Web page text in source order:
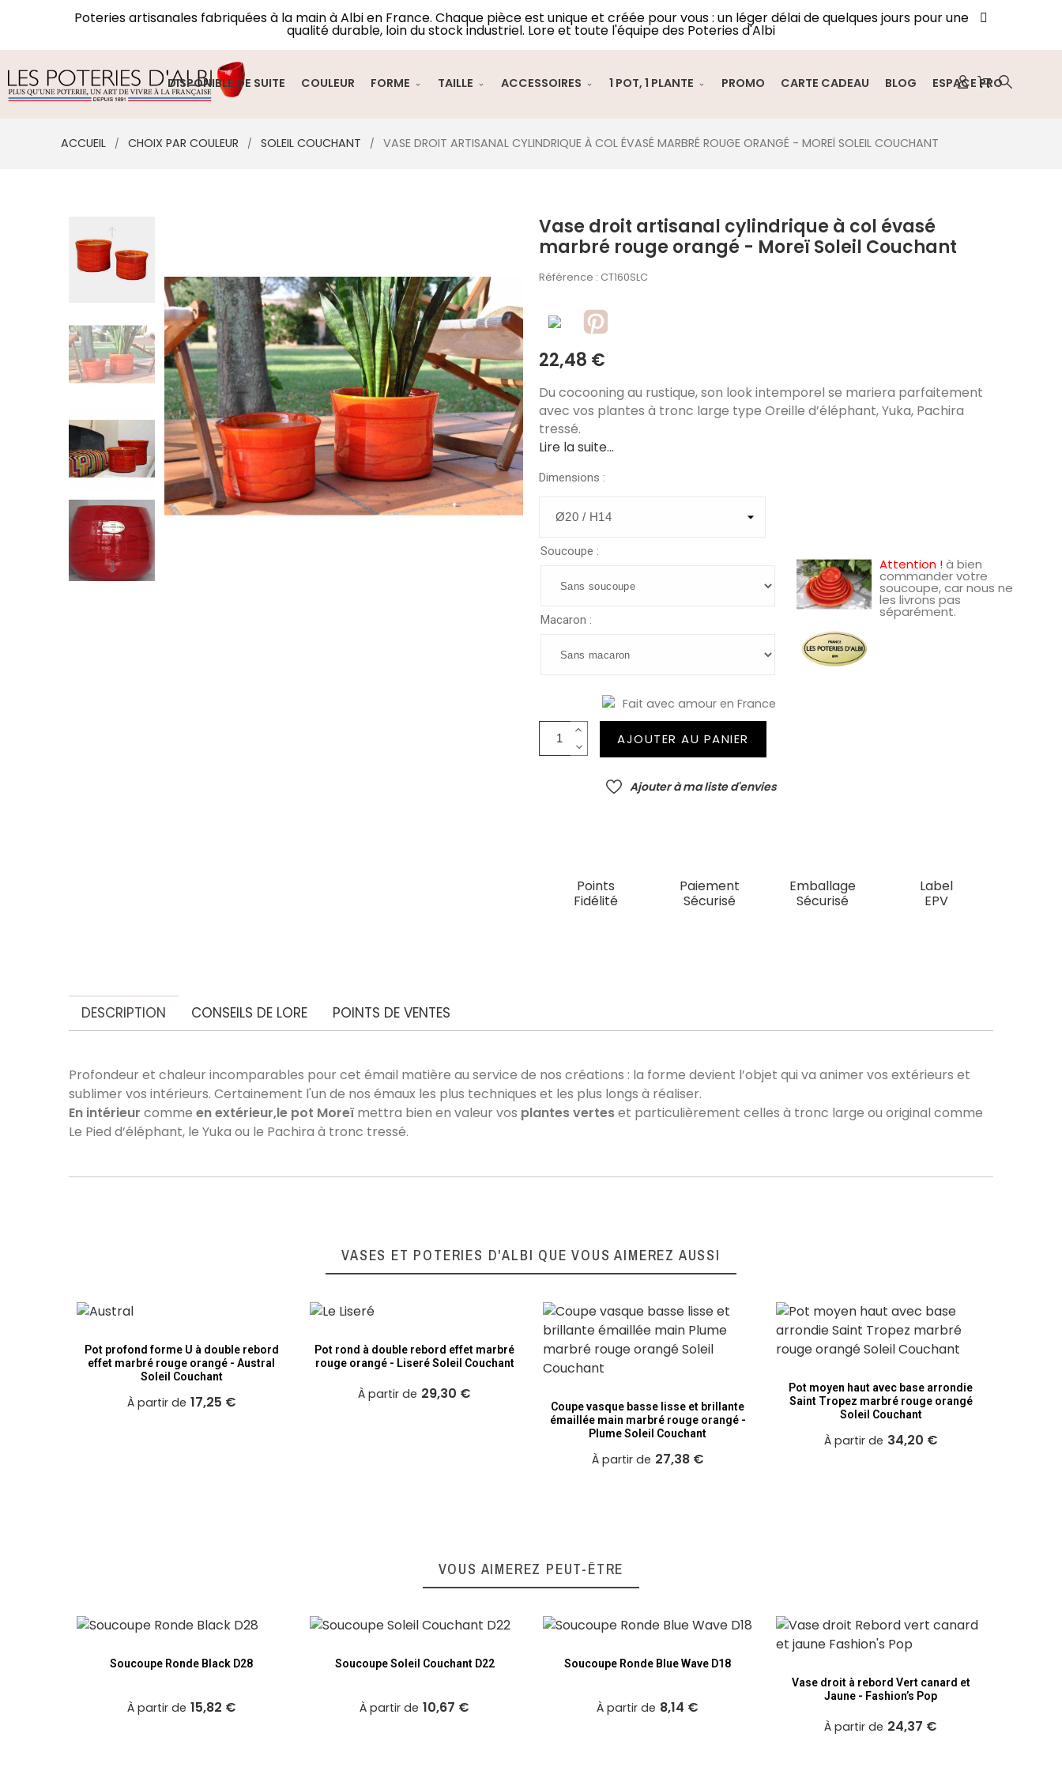
Poteries artisanales fabriquées à la main à Albi en France. Chaque pièce est unique et créée pour vous : un léger délai de quelques jours pour une
qualité durable, loin du stock industriel. Lore et toute l'équipe des Poteries d'Albi
DISPONIBLE DE SUITE COULEUR FORME TAILLE ACCESSOIRES 1 POT, 1 PLANTE PROMO CARTE CADEAU BLOG ESPACE PRO
ACCUEIL CHOIX PAR COULEUR SOLEIL COUCHANT VASE DROIT ARTISANAL CYLINDRIQUE À COL ÉVASÉ MARBRÉ ROUGE ORANGÉ - MOREÏ SOLEIL COUCHANT
Vase droit artisanal cylindrique à col évasé
marbré rouge orangé - Moreï Soleil Couchant
Référence : CT160SLC
22,48 €
Du cocooning au rustique, son look intemporel se mariera parfaitement
avec vos plantes à tronc large type Oreille d’éléphant, Yuka, Pachira
tressé.
Lire la suite...
Dimensions :
Soucoupe :
Attention !à bien
commander votre
soucoupe, car nous ne
les livrons pas
séparément.
Macaron :
Fait avec amour en France
AJOUTER AU PANIER
Ajouter à ma liste d'envies
Points
Fidélité
Paiement
Sécurisé
Emballage
Sécurisé
Label
EPV
DESCRIPTION CONSEILS DE LORE POINTS DE VENTES
Profondeur et chaleur incomparables pour cet émail matière au service de nos créations : la forme devient l’objet qui va animer vos extérieurs et
sublimer vos intérieurs. Certainement l'un de nos émaux les plus techniques et les plus longs à réaliser.
En intérieurcommeen extérieur,le pot Moreï mettra bien en valeur vos plantes verteset particulièrement celles à tronc large ou original comme
Le Pied d’éléphant, le Yuka ou le Pachira à tronc tressé.
VASES ET POTERIES D'ALBI QUE VOUS AIMEREZ AUSSI
Pot profond forme U à double rebord
effet marbré rouge orangé - Austral
Soleil Couchant
À partir de 17,25 €
Pot rond à double rebord effet marbré
rouge orangé - Liseré Soleil Couchant
À partir de 29,30 €
Coupe vasque basse lisse et brillante
émaillée main marbré rouge orangé -
Plume Soleil Couchant
À partir de 27,38 €
Pot moyen haut avec base arrondie
Saint Tropez marbré rouge orangé
Soleil Couchant
À partir de 34,20 €
VOUS AIMEREZ PEUT-ÊTRE
Soucoupe Ronde Black D28
À partir de 15,82 €
Soucoupe Soleil Couchant D22
À partir de 10,67 €
Soucoupe Ronde Blue Wave D18
À partir de 8,14 €
Vase droit à rebord Vert canard et
Jaune - Fashion’s Pop
À partir de 24,37 €